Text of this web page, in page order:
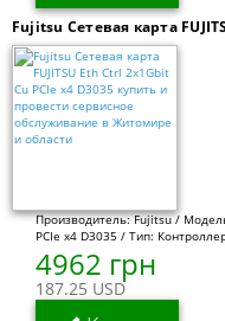
Fujitsu Сетевая карта
Производитель: Fujitsu /
PCIe x4 D3035 / Тип:
4962 грн
187.25 USD